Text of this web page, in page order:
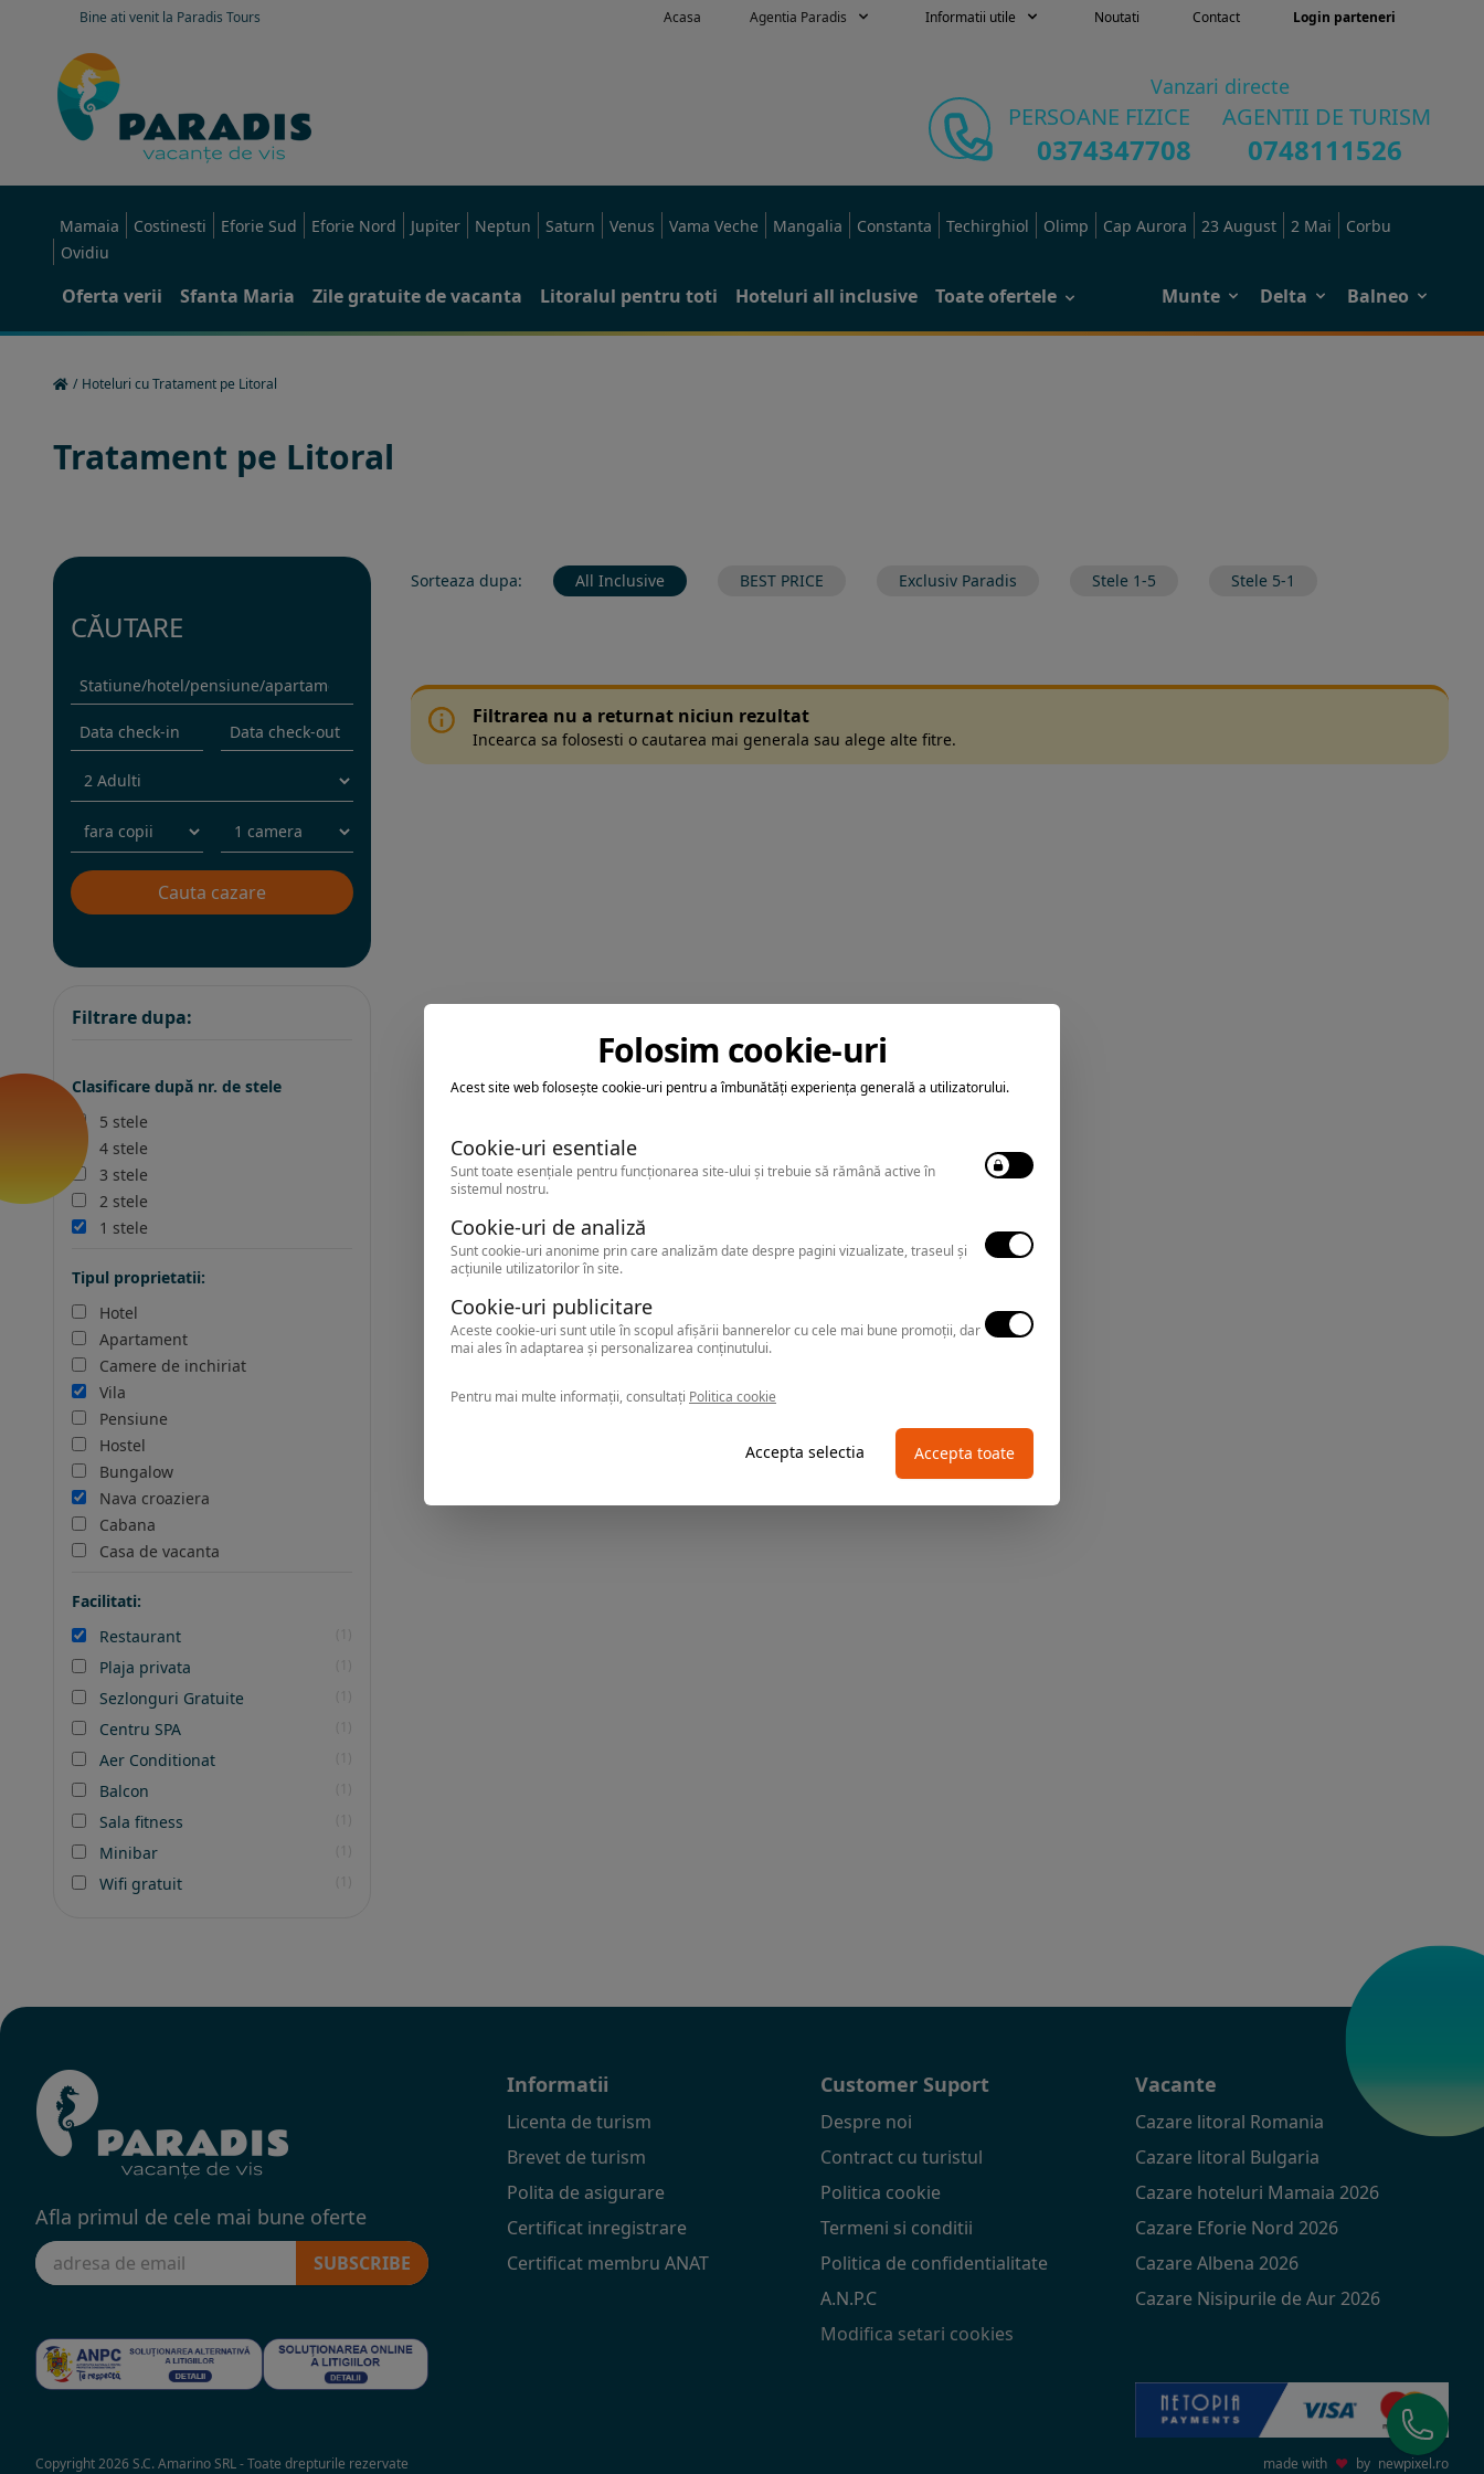
Bine ati venit la Paradis Tours Acasa Agentia Paradis Informatii utile Noutati Contact Login parteneri
Vanzari directe
PERSOANE FIZICE AGENTII DE TURISM
0374347708 0748111526
Mamaia Costinesti Eforie Sud Eforie Nord Jupiter Neptun Saturn Venus Vama Veche Mangalia Constanta Techirghiol Olimp Cap Aurora 23 August 2 Mai
Corbu
Ovidiu
Oferta verii Sfanta Maria Zile gratuite de vacanta Litoralul pentru toti Hoteluri all inclusive Toate ofertele Munte Delta Balneo
/ Hoteluri cu Tratament pe Litoral
Tratament pe Litoral
CĂUTARE
Filtrare dupa:
Clasificare după nr. de stele
5 stele
4 stele
3 stele
2 stele
1 stele
Tipul proprietatii:
Hotel
Apartament
Camere de inchiriat
Vila
Pensiune
Hostel
Bungalow
Nava croaziera
Cabana
Casa de vacanta
Facilitati:
Restaurant
Plaja privata
Sezlonguri Gratuite
Centru SPA
Aer Conditionat
Balcon
Sala fitness
Minibar
Wifi gratuit
Sorteaza dupa: All Inclusive BEST PRICE Exclusiv Paradis Stele 1-5 Stele 5-1
Filtrarea nu a returnat niciun rezultat
Incearca sa folosesti o cautarea mai generala sau alege alte fitre.
Afla primul de cele mai bune oferte
SUBSCRIBE
Informatii
Licenta de turism
Brevet de turism
Polita de asigurare
Certificat inregistrare
Certificat membru ANAT
Customer Suport
Despre noi
Contract cu turistul
Politica cookie
Termeni si conditii
Politica de confidentialitate
A.N.P.C
Modifica setari cookies
Vacante
Cazare litoral Romania
Cazare litoral Bulgaria
Cazare hoteluri Mamaia 2026
Cazare Eforie Nord 2026
Cazare Albena 2026
Cazare Nisipurile de Aur 2026
Copyright 2026 S.C. Amarino SRL - Toate drepturile rezervate
made with ♥ by newpixel.ro
Folosim cookie-uri
Acest site web folosește cookie-uri pentru a îmbunătăți experiența generală a utilizatorului.
Cookie-uri esentiale
Sunt toate esențiale pentru funcționarea site-ului și trebuie să rămână active în
sistemul nostru.
Cookie-uri de analiză
Sunt cookie-uri anonime prin care analizăm date despre pagini vizualizate, traseul și
acțiunile utilizatorilor în site.
Cookie-uri publicitare
Aceste cookie-uri sunt utile în scopul afișării bannerelor cu cele mai bune promoții, dar
mai ales în adaptarea și personalizarea conținutului.
Pentru mai multe informații, consultați Politica cookie
Accepta selectia Accepta toate